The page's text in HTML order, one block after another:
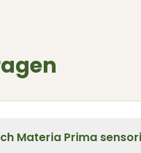
Materia Prima